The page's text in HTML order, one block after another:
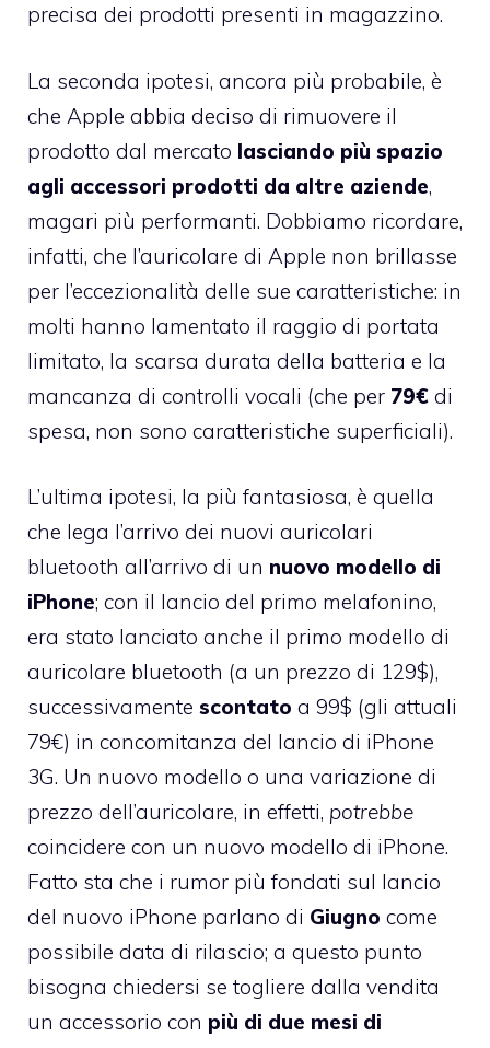
precisa dei prodotti presenti in magazzino.
La seconda ipotesi, ancora più probabile, è
che Apple abbia deciso di rimuovere il
prodotto dal mercato lasciando più spazio
agli accessori prodotti da altre aziende,
magari più performanti. Dobbiamo ricordare,
infatti, che l’auricolare di Apple non brillasse
per l’eccezionalità delle sue caratteristiche: in
molti hanno lamentato il raggio di portata
limitato, la scarsa durata della batteria e la
mancanza di controlli vocali (che per 79€ di
spesa, non sono caratteristiche superficiali).
L’ultima ipotesi, la più fantasiosa, è quella
che lega l’arrivo dei nuovi auricolari
bluetooth all’arrivo di un nuovo modello di
iPhone; con il lancio del primo melafonino,
era stato lanciato anche il primo modello di
auricolare bluetooth (a un prezzo di 129$),
successivamente scontato a 99$ (gli attuali
79€) in concomitanza del lancio di iPhone
3G. Un nuovo modello o una variazione di
prezzo dell’auricolare, in effetti, potrebbe
coincidere con un nuovo modello di iPhone.
Fatto sta che i rumor più fondati sul lancio
del nuovo iPhone parlano di Giugno come
possibile data di rilascio; a questo punto
bisogna chiedersi se togliere dalla vendita
un accessorio con più di due mesi di